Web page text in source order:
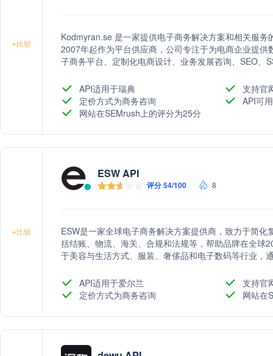
+比较
Kodmyran.se 是一家提供电子商务解决方案和相关服
2007年起作为平台供应商，公司专注于为电商企业提
子商务平台、定制化电商设计、业务发展咨询、SEO、
API适用于瑞典
支持官
定价方式为商务咨询
API可
网站在SEMrush上的评分为25分
+比较
ESW API
评分 54/100 8
ESW是一家全球电子商务解决方案提供商，致力于简
括结账、物流、海关、合规和法规等，帮助品牌在全球
于美容与生活方式、服装、奢侈品和电子数码等行业，
API适用于爱尔兰
支持官
定价方式为商务咨询
网站在